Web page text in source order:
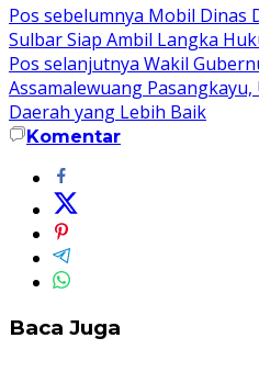
Navigasi
pos
Pos sebelumnya Mobil Dinas
Sulbar Siap Ambil Langka
Pos selanjutnya Wakil
Assamalewuang
Daerah yang Lebih Baik
Komentar
Baca Juga